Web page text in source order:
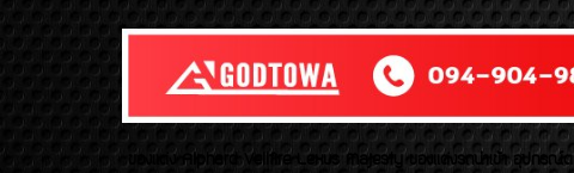
ของเเต่ง Alphard Vellfire Lexus Majesty ของเเต่งรถนำเข้า อุปกรณ์